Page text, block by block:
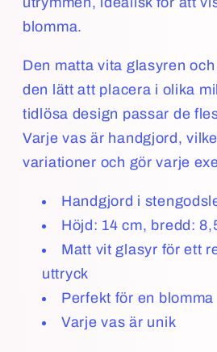
blomma.
Den matta vita glasyren
den lätt att placera i olika
tidlösa design passar de
Varje vas är handgjord,
variationer och gör varje
Handgjord i
Höjd: 14 cm, bredd:
Matt vit glasyr för ett
uttryck
Perfekt för en blomma
Varje vas är unik